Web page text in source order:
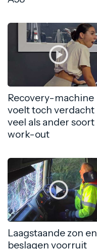
Recovery-machine
voelt toch verdacht
veel als ander soort
work-out
Laagstaande zon en
beslagen voorruit